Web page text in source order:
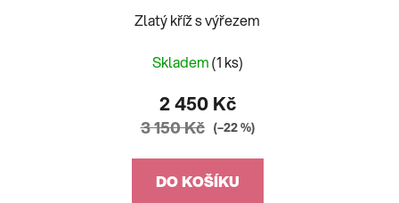
Zlatý kříž s výřezem
Skladem(1 ks)
2 450 Kč
3 150 Kč (–22 %)
DO KOŠÍKU